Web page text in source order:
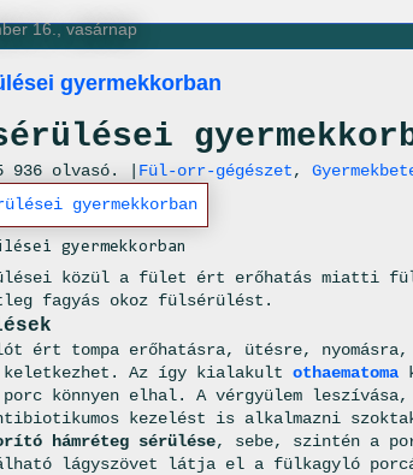
16., vasárnap
gyermekkorban
936 olvasó. | Fül-orr-gégészet,
gyermekkorban
közül a fület ért erőhatás miatti
fagyás okoz fülsérülést.
ért tompa erőhatásra, ütésre,
keletkezhet. Az így kialakult othaematoma
könnyen elhal. A vérgyülem
kezelést is alkalmazni
hámréteg sérülése, sebe, szintén a
lágyszövet látja el a fülkagyló